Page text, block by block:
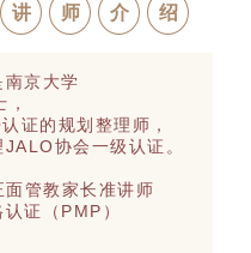
讲 师 介 绍
京大学
证的规划整理师，
协会一级认证。
管教家长准讲师
证（PMP）